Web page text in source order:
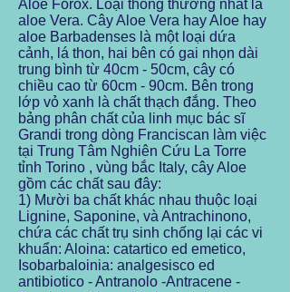
Aloe Forox. Loại thông thường nhất là
aloe Vera. Cây Aloe Vera hay Aloe hay
aloe Barbadenses là một loại dứa
cảnh, lá thon, hai bên có gai nhọn dài
trung bình từ 40cm - 50cm, cây có
chiều cao từ 60cm - 90cm. Bên trong
lớp vỏ xanh là chất thạch đắng. Theo
bảng phân chất của linh mục bác sĩ
Grandi trong dòng Franciscan làm việc
tại Trung Tâm Nghiên Cứu La Torre
tỉnh Torino , vùng bắc Italy, cây Aloe
gồm các chất sau đây:
1) Mười ba chất khác nhau thuộc loại
Lignine, Saponine, và Antrachinono,
chứa các chất trụ sinh chống lại các vi
khuẩn: Aloina: catartico ed emetico,
Isobarbaloinia: analgesisco ed
antibiotico - Antranolo -Antracene -